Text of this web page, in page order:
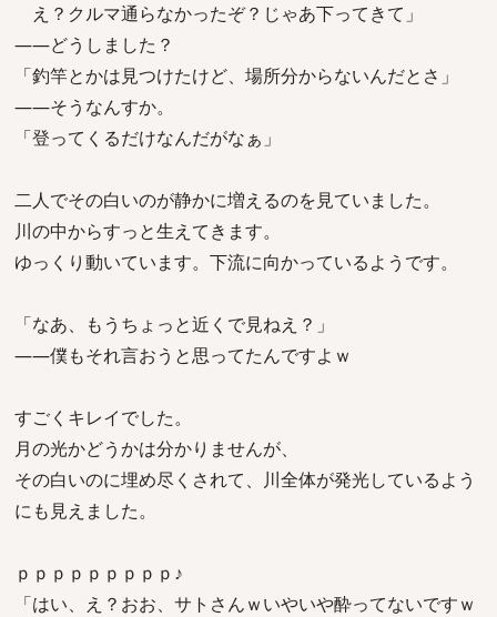
え？クルマ通らなかったぞ？じゃあ下ってきて」
――どうしました？
「釣竿とかは見つけたけど、場所分からないんだとさ」
――そうなんすか。
「登ってくるだけなんだがなぁ」
二人でその白いのが静かに増えるのを見ていました。
川の中からすっと生えてきます。
ゆっくり動いています。下流に向かっているようです。
「なあ、もうちょっと近くで見ねえ？」
――僕もそれ言おうと思ってたんですよｗ
すごくキレイでした。
月の光かどうかは分かりませんが、
その白いのに埋め尽くされて、川全体が発光しているよう
にも見えました。
ｐｐｐｐｐｐｐｐｐ♪
「はい、え？おお、サトさんｗいやいや酔ってないですｗ